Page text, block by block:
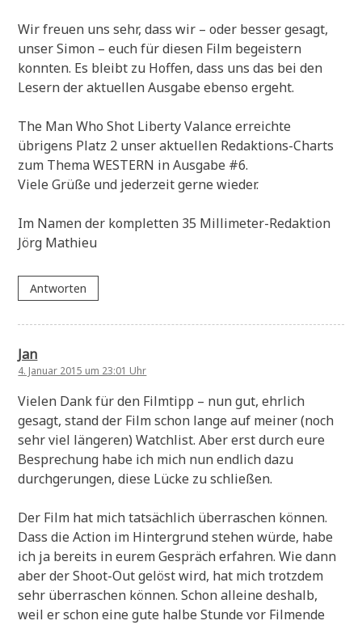
Wir freuen uns sehr, dass wir – oder besser gesagt,
unser Simon – euch für diesen Film begeistern
konnten. Es bleibt zu Hoffen, dass uns das bei den
Lesern der aktuellen Ausgabe ebenso ergeht.
The Man Who Shot Liberty Valance erreichte
übrigens Platz 2 unser aktuellen Redaktions-Charts
zum Thema WESTERN in Ausgabe #6.
Viele Grüße und jederzeit gerne wieder.
Im Namen der kompletten 35 Millimeter-Redaktion
Jörg Mathieu
Antworten
Jan
4. Januar 2015 um 23:01 Uhr
Vielen Dank für den Filmtipp – nun gut, ehrlich
gesagt, stand der Film schon lange auf meiner (noch
sehr viel längeren) Watchlist. Aber erst durch eure
Besprechung habe ich mich nun endlich dazu
durchgerungen, diese Lücke zu schließen.
Der Film hat mich tatsächlich überraschen können.
Dass die Action im Hintergrund stehen würde, habe
ich ja bereits in eurem Gespräch erfahren. Wie dann
aber der Shoot-Out gelöst wird, hat mich trotzdem
sehr überraschen können. Schon alleine deshalb,
weil er schon eine gute halbe Stunde vor Filmende